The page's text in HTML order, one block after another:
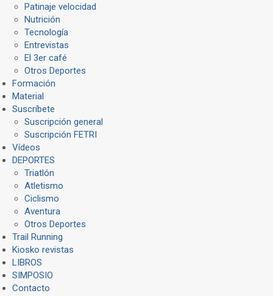
Patinaje velocidad
Nutrición
Tecnología
Entrevistas
El 3er café
Otros Deportes
Formación
Material
Suscríbete
Suscripción general
Suscripción FETRI
Vídeos
DEPORTES
Triatlón
Atletismo
Ciclismo
Aventura
Otros Deportes
Trail Running
Kiosko revistas
LIBROS
SIMPOSIO
Contacto